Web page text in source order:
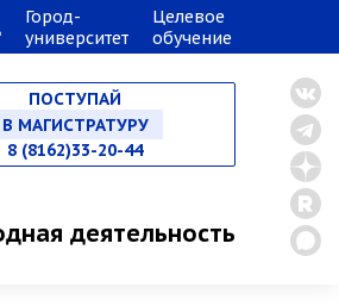
Город-
университет
Целевое
обучение
ПОСТУПАЙ
НА СПЕЦИАЛИТЕТ
В МАГИСТРАТУРУ
8 (8162)33-20-44
деятельность